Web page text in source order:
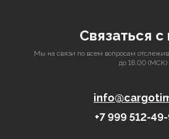
Связаться с
Мы на связи по всем вопросам
до 18:00 (МСК)
+7 999 512-